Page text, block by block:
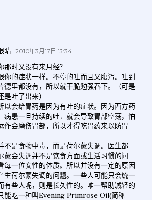
睛 2010年3月17日 13:34
那时又没有来月经？
你的症状一样。不停的吐而且又腹泻。吐到
德里都没有，所以就干脆勉强吞下。（可是
是吐了出来）
以会给胃药是因为有吐的症状。因为西方药
病患一旦持续的吐，就会导致胃部空荡，怕
作会磨伤胃部，所以才得吃胃药来以防胃
不是食物中毒，而是荷尔蒙失调。医生都
蒙会失调并不是饮食方面或生活习惯的问
每一位女性的体质。所以并没有一定的原因
生荷尔蒙失调的问题。一些人可能只会统一
有些人呢，则是长久性的。唯一帮助减轻的
能吃一种叫Evening Primrose Oil(简称